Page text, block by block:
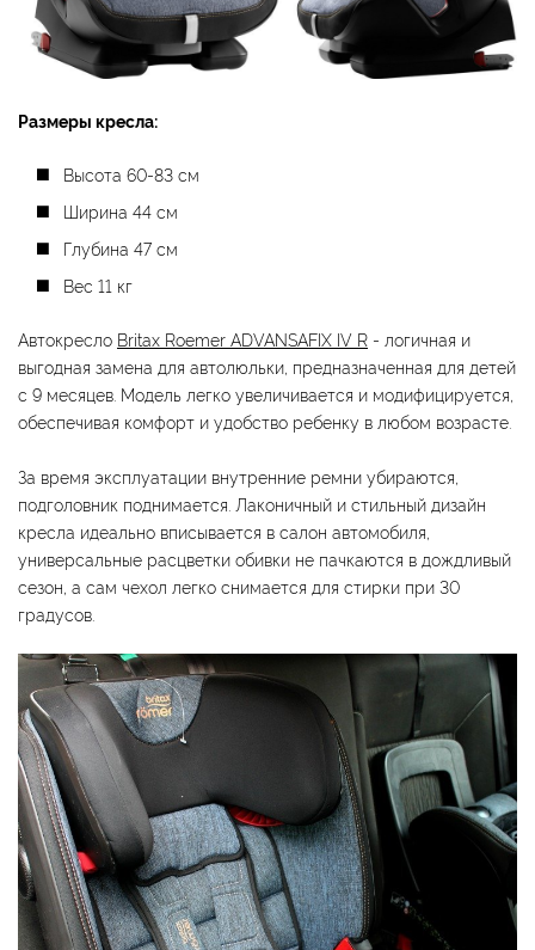
Размеры кресла:
Высота 60-83 см
Ширина 44 см
Глубина 47 см
Вес 11 кг
Автокресло Britax Roemer ADVANSAFIX IV R - логичная и
выгодная замена для автолюльки, предназначенная для детей
с 9 месяцев. Модель легко увеличивается и модифицируется,
обеспечивая комфорт и удобство ребенку в любом возрасте.
За время эксплуатации внутренние ремни убираются,
подголовник поднимается. Лаконичный и стильный дизайн
кресла идеально вписывается в салон автомобиля,
универсальные расцветки обивки не пачкаются в дождливый
сезон, а сам чехол легко снимается для стирки при 30
градусов.